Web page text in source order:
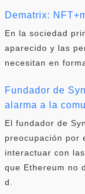
Dematrix:
En la sociedad
aparecido y las
necesitan en
Fundador de
alarma a la
El fundador de
preocupación por
interactuar con
que Ethereum no
d.